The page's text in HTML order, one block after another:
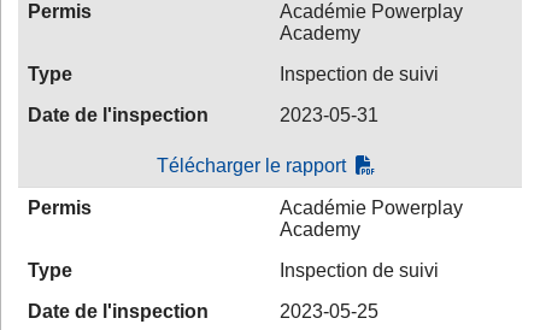
Permis
Académie Powerplay
Academy
Type
Inspection de suivi
Date de l'inspection
2023-05-31
Télécharger le rapport
Permis
Académie Powerplay
Academy
Type
Inspection de suivi
Date de l'inspection
2023-05-25